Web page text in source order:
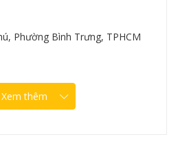
Phường Bình Trưng, TPHCM
Xem thêm